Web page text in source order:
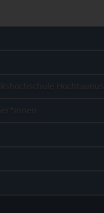
Hochtaunus